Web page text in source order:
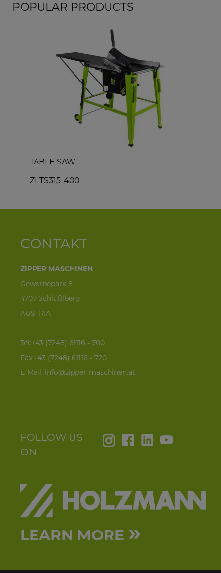
POPULAR PRODUCTS
TABLE SAW
ZI-TS315-400
CONTAKT
ZIPPER MASCHINEN
Gewerbepark 8
4707 Schlüßlberg
AUSTRIA
Tel:+43 (7248) 61116 - 700
Fax:+43 (7248) 61116 - 720
E-Mail: info@zipper-maschinen.at
FOLLOW US
ON
LEARN MORE »